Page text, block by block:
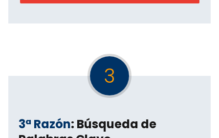
3
3ª Razón: Búsqueda de